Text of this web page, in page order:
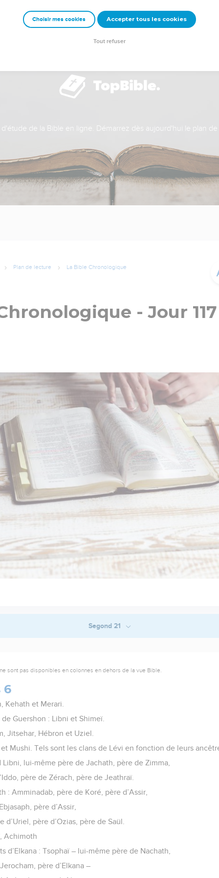
de la Bible en ligne. Démarrez dès aujourd'hui le plan
Plan de lecture La Bible Chronologique
- Jour 117
Segond 21
sont pas disponibles en colonnes en dehors de la vue Bible.
6
Kehath et Merari.
Guershon : Libni et Shimeï.
Jitsehar, Hébron et Uziel.
Mushi. Tels sont les clans de Lévi en fonction de leurs
lui-même père de Jachath, père de Zimma,
père de Zérach, père de Jeathraï.
: Amminadab, père de Koré, père d’Assir,
père d’Assir,
père d’Ozias, père de Saül.
Achimoth
d’Elkana : Tsophaï – lui-même père de Nachath,
père d’Elkana –
Choisir mes cookies Accepter tous les cookies
Tout refuser